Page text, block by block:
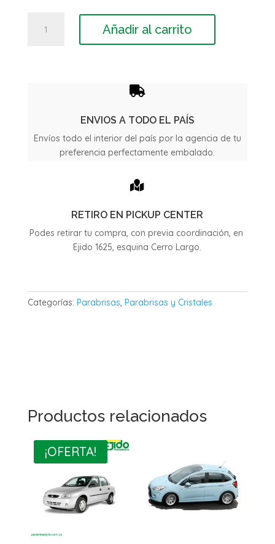
Laminado
cantidad
Añadir al carrito

ENVIOS A TODO EL PAÍS
Envíos todo el interior del país por la agencia de tu
preferencia perfectamente embalado.

RETIRO EN PICKUP CENTER
Podes retirar tu compra, con previa coordinación, en
Ejido 1625, esquina Cerro Largo.
Categorías: Parabrisas, Parabrisas y Cristales
Productos relacionados
¡OFERTA!